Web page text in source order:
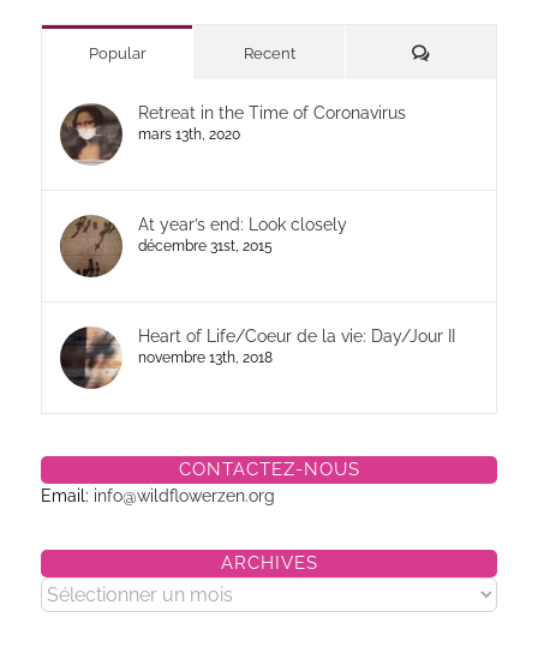
Popular Recent Commentaires
Retreat in the Time of Coronavirus
mars 13th, 2020
At year’s end: Look closely
décembre 31st, 2015
Heart of Life/Coeur de la vie: Day/Jour II
novembre 13th, 2018
CONTACTEZ-NOUS
Email: info@wildflowerzen.org
ARCHIVES
Archives